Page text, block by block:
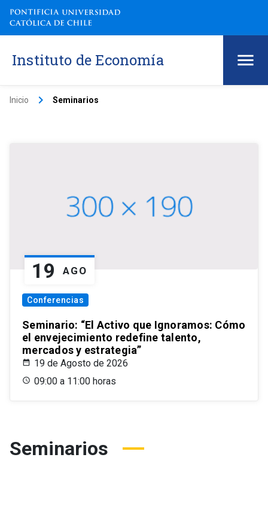
Instituto de Economía
Inicio keyboard_arrow_right Seminarios
19 AGO
Conferencias
Seminario: “El Activo que Ignoramos: Cómo
el envejecimiento redefine talento,
mercados y estrategia”
19 de Agosto de 2026
09:00 a 11:00 horas
Seminarios